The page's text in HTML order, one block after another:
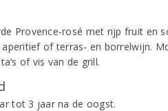
Provence-rosé met rijp fruit en
of terras- en borrelwijn.
of vis van de grill.
tot 3 jaar na de oogst.